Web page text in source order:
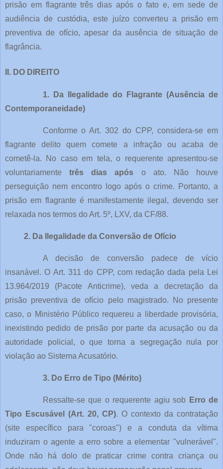
prisão em flagrante três dias após o fato e, em sede de
audiência de custódia, este juízo converteu a prisão em
preventiva de ofício, apesar da ausência de situação de
flagrância.
II. DO DIREITO
1. Da Ilegalidade do Flagrante (Ausência de
Contemporaneidade)
Conforme o Art. 302 do CPP, considera-se em
flagrante delito quem comete a infração ou acaba de
cometê-la. No caso em tela, o requerente apresentou-se
voluntariamentetrês dias após o ato. Não houve
perseguição nem encontro logo após o crime. Portanto, a
prisão em flagrante é manifestamente ilegal, devendo ser
relaxada nos termos do Art. 5º, LXV, da CF/88.
2. Da Ilegalidade da Conversão de Ofício
A decisão de conversão padece de vício
insanável. O Art. 311 do CPP, com redação dada pela Lei
13.964/2019 (Pacote Anticrime), veda a decretação da
prisão preventiva de ofício pelo magistrado. No presente
caso, o Ministério Público requereu a liberdade provisória,
inexistindo pedido de prisão por parte da acusação ou da
autoridade policial, o que torna a segregação nula por
violação ao Sistema Acusatório.
3. Do Erro de Tipo (Mérito)
Ressalte-se que o requerente agiu sob Erro de
Tipo Escusável (Art. 20, CP). O contexto da contratação
(site específico para "coroas") e a conduta da vítima
induziram o agente a erro sobre a elementar "vulnerável".
Onde não há dolo de praticar crime contra criança ou